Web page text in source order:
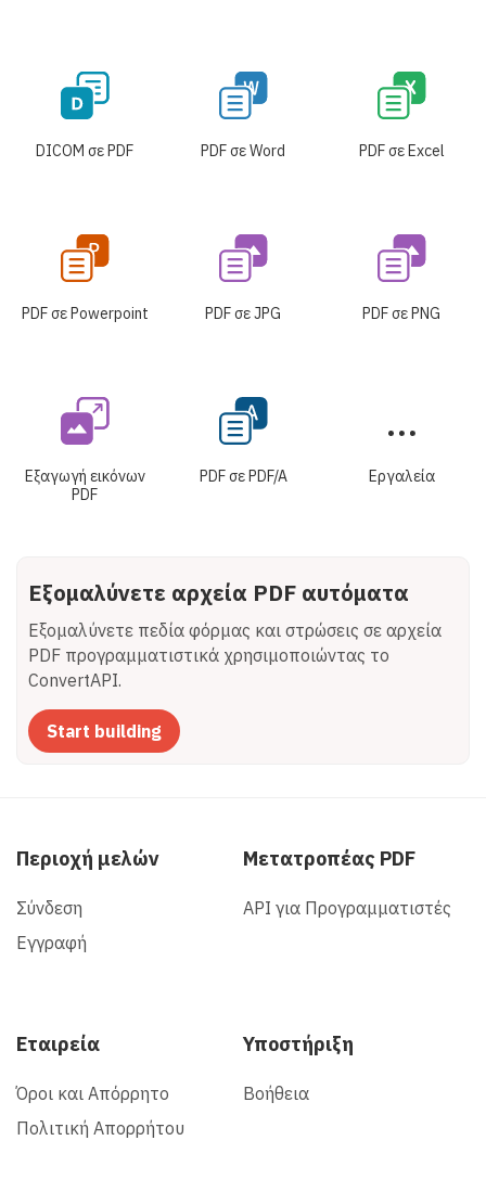
DICOM σε PDF PDF σε Word PDF σε Excel
PDF σε Powerpoint PDF σε JPG PDF σε PNG
Εξαγωγή εικόνων
PDF
PDF σε PDF/A Εργαλεία
Εξομαλύνετε αρχεία PDF αυτόματα
Εξομαλύνετε πεδία φόρμας και στρώσεις σε αρχεία
PDF προγραμματιστικά χρησιμοποιώντας το
ConvertAPI.
Start building
Περιοχή μελών
Σύνδεση
Εγγραφή
Μετατροπέας PDF
API για Προγραμματιστές
Εταιρεία
Όροι και Απόρρητο
Πολιτική Απορρήτου
Υποστήριξη
Βοήθεια